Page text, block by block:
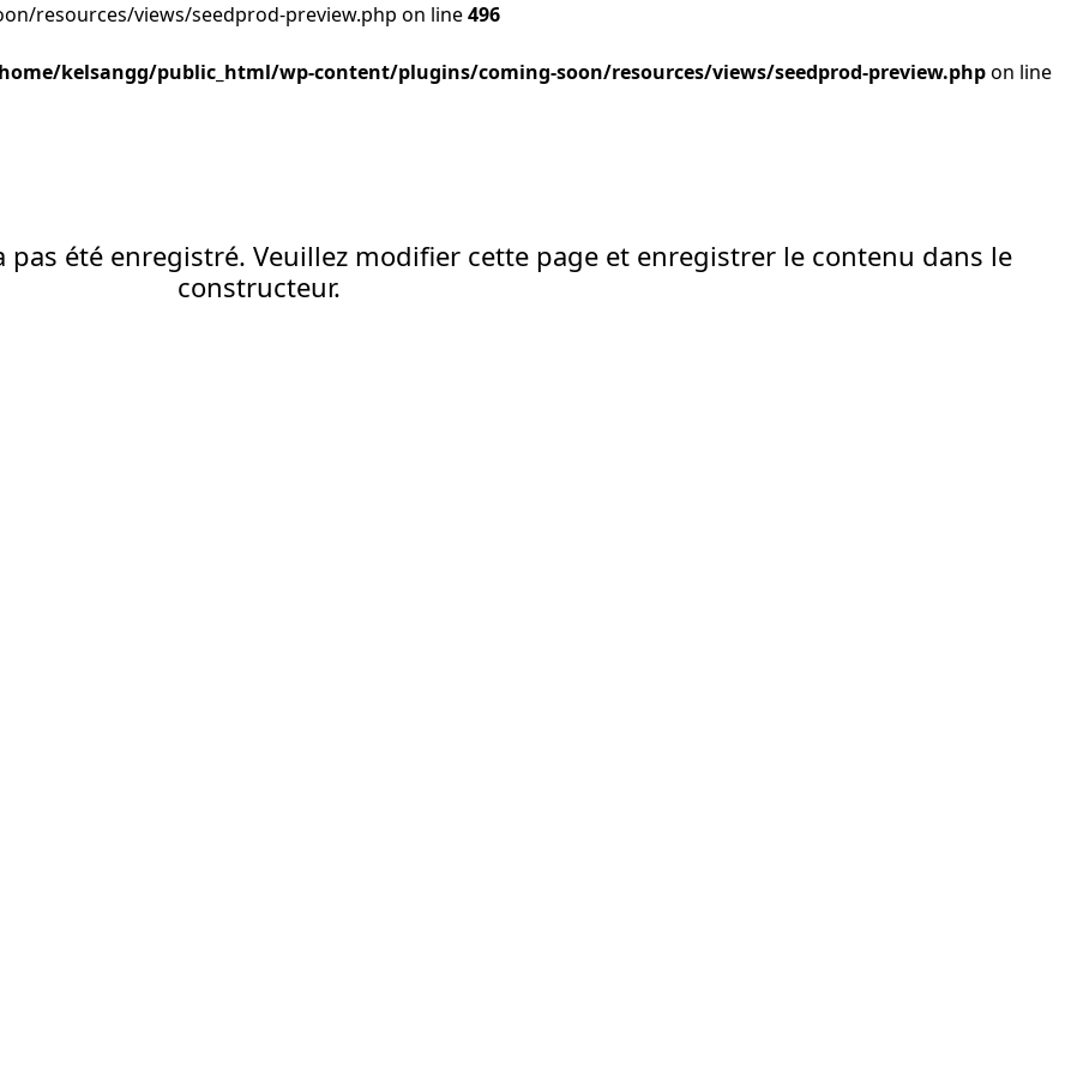
resources/views/seedprod-preview.php on line496
kelsangg/public_html/wp-content/plugins/coming-soon/resources/views/seedprod-preview.phpon line
pas été enregistré. Veuillez modifier cette page et enregistrer le contenu dans le
constructeur.